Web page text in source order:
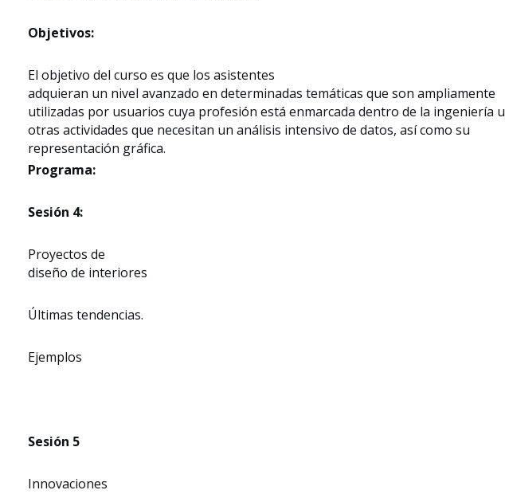
Objetivos:
El objetivo del curso es que los asistentes
adquieran un nivel avanzado en determinadas temáticas que son ampliamente
utilizadas por usuarios cuya profesión está enmarcada dentro de la ingeniería u
otras actividades que necesitan un análisis intensivo de datos, así como su
representación gráfica.
Programa:
Sesión 4:
Proyectos de
diseño de interiores
Últimas tendencias.
Ejemplos
Sesión 5
Innovaciones